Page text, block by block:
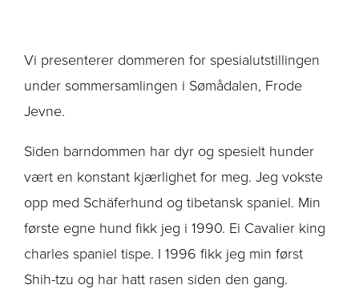
Vi presenterer dommeren for spesialutstillingen
under sommersamlingen i Sømådalen, Frode
Jevne.
Siden barndommen har dyr og spesielt hunder
vært en konstant kjærlighet for meg. Jeg vokste
opp med Schäferhund og tibetansk spaniel. Min
første egne hund fikk jeg i 1990. Ei Cavalier king
charles spaniel tispe. I 1996 fikk jeg min først
Shih-tzu og har hatt rasen siden den gang.